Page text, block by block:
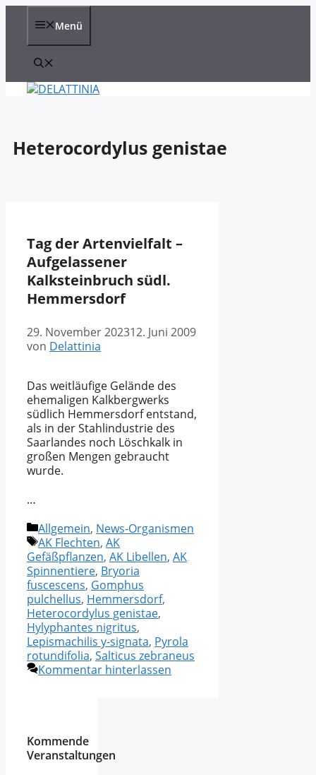
Zum
Menü
Heterocordylus genistae
Tag der Artenvielfalt –
Aufgelassener
Kalksteinbruch südl.
Hemmersdorf
29. November 202312. Juni 2009
von Delattinia
Das weitläufige Gelände des
ehemaligen Kalkbergwerks
südlich Hemmersdorf entstand,
als in der Stahlindustrie des
Saarlandes noch Löschkalk in
großen Mengen gebraucht
wurde.
…
Kategorien
Allgemein, News-Organismen
Schlagwörter
AK Flechten, AK
Gefäßpflanzen, AK Libellen, AK
Spinnentiere, Bryoria
fuscescens, Gomphus
pulchellus, Hemmersdorf,
Heterocordylus genistae,
Hylyphantes nigritus,
Lepismachilis y-signata, Pyrola
rotundifolia, Salticus zebraneus
Kommentar hinterlassen
Kommende
Veranstaltungen